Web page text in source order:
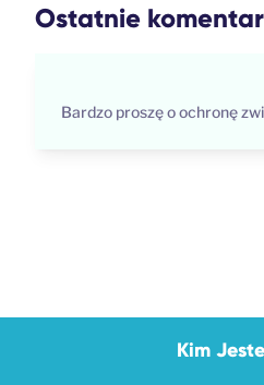
Ostatnie
Bardzo proszę o ochronę
Kim